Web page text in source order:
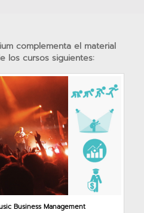
complementa el material
los cursos siguientes:
Business Management